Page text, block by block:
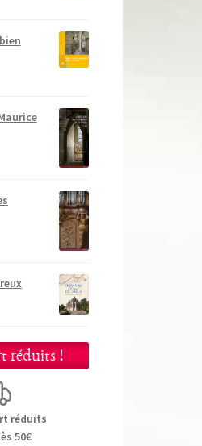
réduits !
réduits
50€